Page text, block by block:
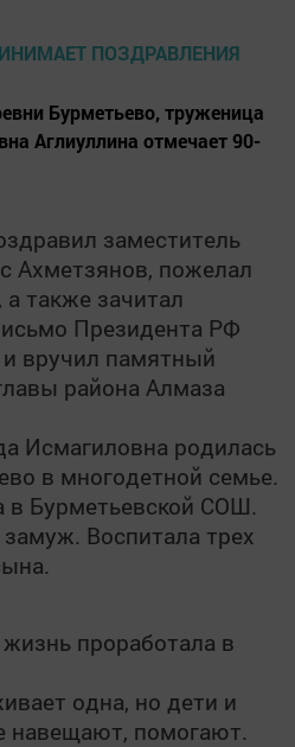
Бурметьево, труженица
Аглиуллина отмечает 90-
заместитель
Ахметзянов, пожелал
а также зачитал
Президента РФ
вручил памятный
района Алмаза
Исмагиловна родилась
в многодетной семье.
в Бурметьевской СОШ.
Воспитала трех
проработала в
одна, но дети и
навещают, помогают.